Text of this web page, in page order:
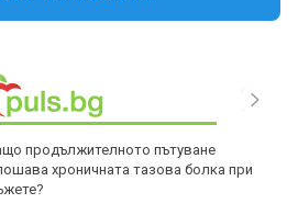
продължителното пътуване
хроничната тазова болка при